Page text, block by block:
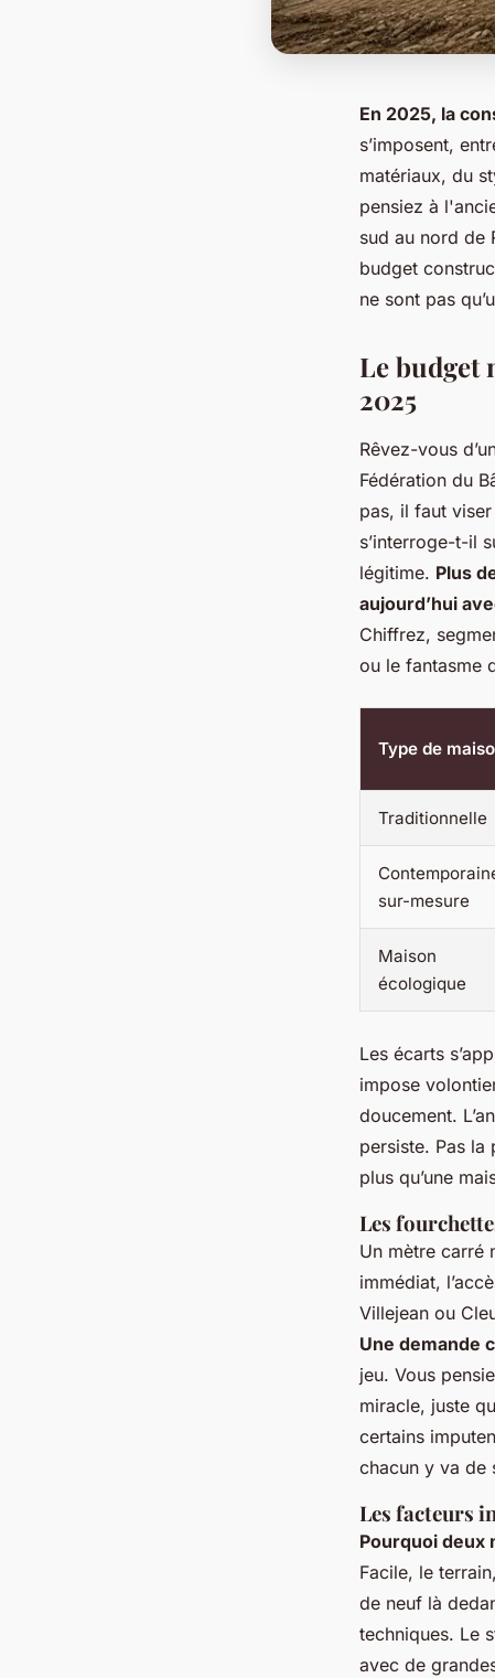
En 2025, la
s’imposent,
matériaux, du
pensiez à
sud au nord de
budget
ne sont pas
Le budget
2025
Rêvez-vous
Fédération du
pas, il faut
s’interroge-t-il
légitime. Plus
aujourd’hui
Chiffrez,
ou le fantasme
Type de
Traditionnelle
sur-mesure
Maison
écologique
Les écarts
impose
doucement.
persiste. Pas la
plus qu’une
Les
Un mètre carré
immédiat,
Villejean ou
Une demande
jeu. Vous
miracle, juste
certains
chacun y va de
Les facteurs
Pourquoi deux
Facile, le
de neuf là
techniques. Le
avec de